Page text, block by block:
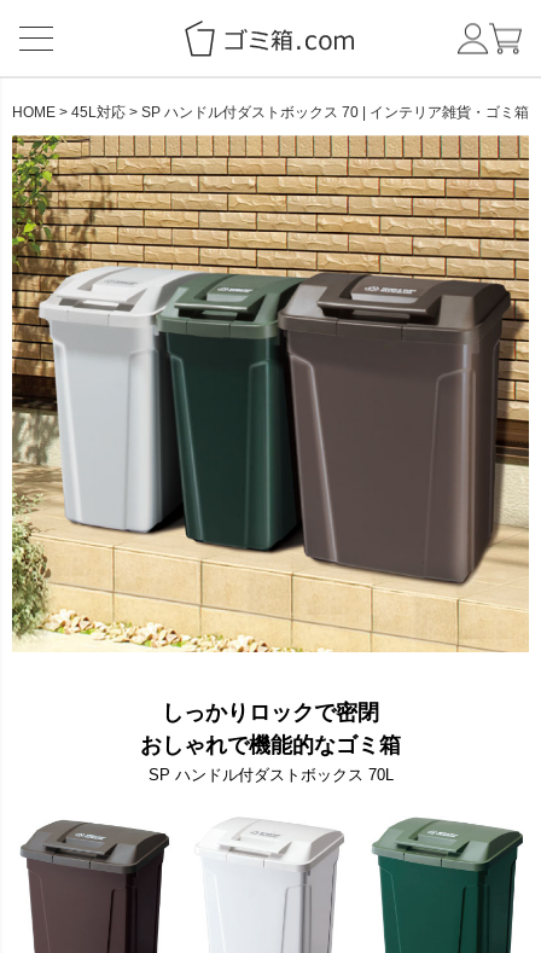
CATEGORY
BRAND
NEW ITEM
HOME 45L対応 SP ハンドル付ダストボックス 70 | インテリア雑貨・ゴミ箱
しっかりロックで密閉
おしゃれで機能的なゴミ箱
SP ハンドル付ダストボックス 70L